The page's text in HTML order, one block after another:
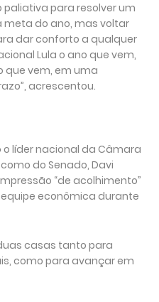
para resolver um
do ano, mas voltar
dar conforto a qualquer
Lula o ano que vem,
que vem, em uma
acrescentou.
líder nacional da Câmara
do Senado, Davi
“de acolhimento”
econômica durante
casas tanto para
como para avançar em